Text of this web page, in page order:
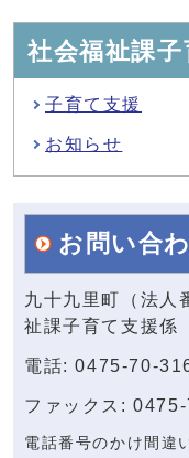
社会福祉課
子育て支援
お知らせ
お問い合
九十九里町（法
祉課子育て支援係
電話: 0475-70-
ファックス:
電話番号のかけ間違